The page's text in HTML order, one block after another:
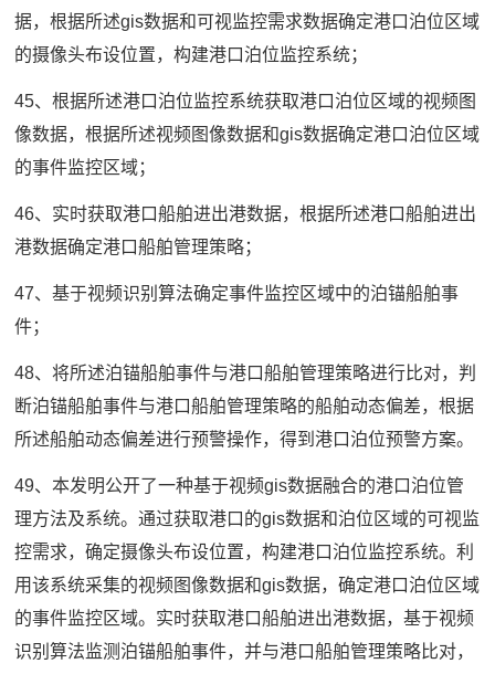
据，根据所述gis数据和可视监控需求数据确定港口泊位区域
的摄像头布设位置，构建港口泊位监控系统；
45、根据所述港口泊位监控系统获取港口泊位区域的视频图
像数据，根据所述视频图像数据和gis数据确定港口泊位区域
的事件监控区域；
46、实时获取港口船舶进出港数据，根据所述港口船舶进出
港数据确定港口船舶管理策略；
47、基于视频识别算法确定事件监控区域中的泊锚船舶事
件；
48、将所述泊锚船舶事件与港口船舶管理策略进行比对，判
断泊锚船舶事件与港口船舶管理策略的船舶动态偏差，根据
所述船舶动态偏差进行预警操作，得到港口泊位预警方案。
49、本发明公开了一种基于视频gis数据融合的港口泊位管
理方法及系统。通过获取港口的gis数据和泊位区域的可视监
控需求，确定摄像头布设位置，构建港口泊位监控系统。利
用该系统采集的视频图像数据和gis数据，确定港口泊位区域
的事件监控区域。实时获取港口船舶进出港数据，基于视频
识别算法监测泊锚船舶事件，并与港口船舶管理策略比对，